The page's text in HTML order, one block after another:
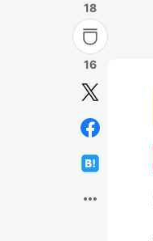
18
16
more_horiz